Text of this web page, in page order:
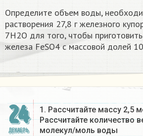
Определите объем воды,
растворения 27,8 г железного
7Н2О для того, чтобы
железа FeSO4 с массовой долей
24
ДЕКАБРЬ
1. Рассчитайте массу 2,5
Рассчитайте количество
молекул/моль воды